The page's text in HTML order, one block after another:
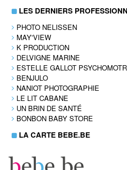
LES DERNIERS
PHOTO NELISSEN
MAY'VIEW
K PRODUCTION
DELVIGNE MARINE
ESTELLE GALLOT
BENJULO
NANIOT PHOTOGRAPHIE
LE LIT CABANE
UN BRIN DE SANTÉ
BONBON BABY STORE
LA CARTE BEBE.BE